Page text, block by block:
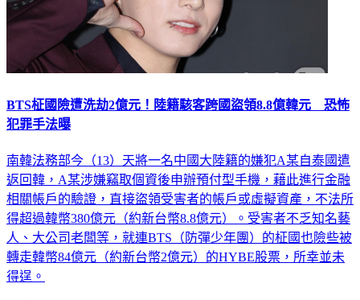
BTS柾國險遭洗劫2億元！陸籍駭客跨國盜領8.8億韓元 恐怖
犯罪手法曝
南韓法務部今（13）天將一名中國大陸籍的嫌犯A某自泰國遣
返回韓，A某涉嫌竊取個資後申辦預付型手機，藉此進行金融
相關帳戶的驗證，直接盜領受害者的帳戶或虛擬資產，不法所
得超過韓幣380億元（約新台幣8.8億元）。受害者不乏知名藝
人、大公司老闆等，就連BTS（防彈少年團）的柾國也險些被
轉走韓幣84億元（約新台幣2億元）的HYBE股票，所幸並未
得逞。